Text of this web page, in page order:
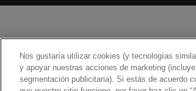
Nos gustaría utilizar cookies (y tecnologías
y apoyar nuestras acciones de marketing
segmentación publicitaria). Si estás de acuerdo